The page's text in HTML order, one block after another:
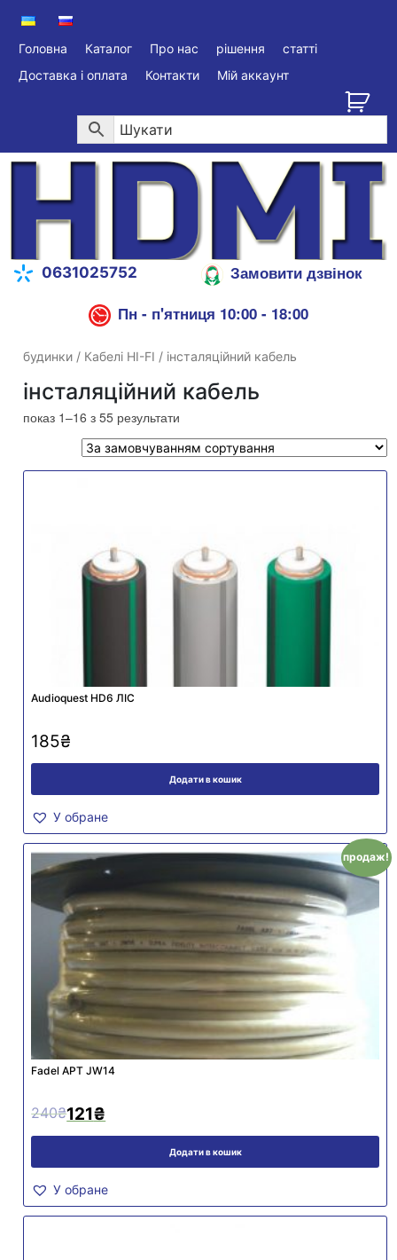
Головна Каталог Про нас рішення
статті
Доставка і оплата
Контакти Мій аккаунт
0631025752
Замовити дзвінок
Пн - п'ятниця 10:00 - 18:00
будинки / Кабелі HI-FI / інсталяційний кабель
інсталяційний кабель
показ 1–16 з 55 результати
Audioquest HD6 ЛІС
185₴
Додати в кошик
У обране
продаж!
Fadel АРТ JW14
240₴121₴
Додати в кошик
У обране